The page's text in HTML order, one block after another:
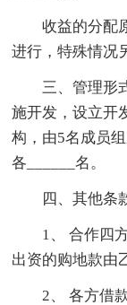
收益的分配原
进行，特殊情况
三、管理形
施开发，设立开
构，由5名成员
各______名。
四、其他条
1、 合作四方
出资的购地款由
2、 各方借款